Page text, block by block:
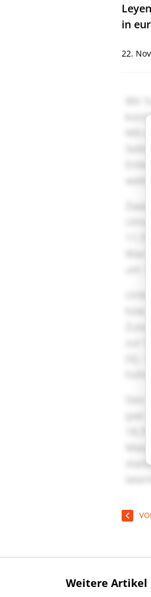
in
22.
Weitere Artikel